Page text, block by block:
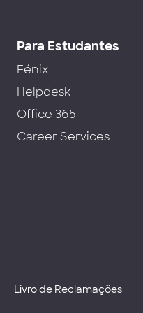
Para Estudantes
Fénix
Helpdesk
Office 365
Career Services
Livro de Reclamações